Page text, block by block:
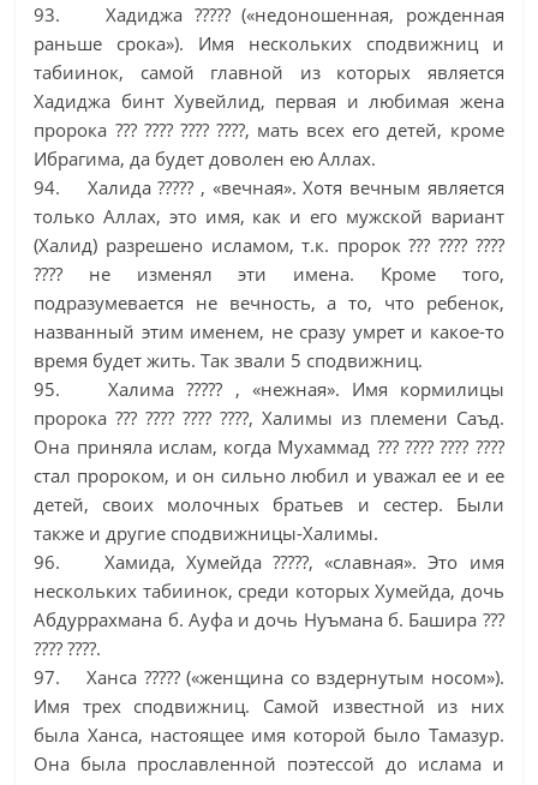
93. Хадиджа ????? («недоношенная, рожденная
раньше срока»). Имя нескольких сподвижниц и
табиинок, самой главной из которых является
Хадиджа бинт Хувейлид, первая и любимая жена
пророка ??? ???? ???? ????, мать всех его детей, кроме
Ибрагима, да будет доволен ею Аллах.
94. Халида ????? , «вечная». Хотя вечным является
только Аллах, это имя, как и его мужской вариант
(Халид) разрешено исламом, т.к. пророк ??? ???? ????
???? не изменял эти имена. Кроме того,
подразумевается не вечность, а то, что ребенок,
названный этим именем, не сразу умрет и какое-то
время будет жить. Так звали 5 сподвижниц.
95. Халима ????? , «нежная». Имя кормилицы
пророка ??? ???? ???? ????, Халимы из племени Саъд.
Она приняла ислам, когда Мухаммад ??? ???? ???? ????
стал пророком, и он сильно любил и уважал ее и ее
детей, своих молочных братьев и сестер. Были
также и другие сподвижницы-Халимы.
96. Хамида, Хумейда ?????, «славная». Это имя
нескольких табиинок, среди которых Хумейда, дочь
Абдуррахмана б. Ауфа и дочь Нуъмана б. Башира ???
???? ????.
97. Ханса ????? («женщина со вздернутым носом»).
Имя трех сподвижниц. Самой известной из них
была Ханса, настоящее имя которой было Тамазур.
Она была прославленной поэтессой до ислама и